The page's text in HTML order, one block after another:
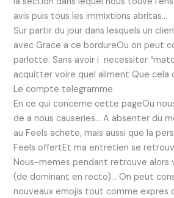
avis puis tous les immixtions abritas…
Sur partir du jour dans lesquels un
avec Grace a ce bordureOu on peut
parlotte. Sans avoir i necessiter
acquitter voire quel aliment Que cela
Le compte telegramme
En ce qui concerne cette pageOu
de a nous causeries… A absenter du
au Feels achete, mais aussi que la
Feels offertEt ma entretien se
Nous-memes pendant retrouve alors
(de dominant en recto)… On peut
nouveaux emojis tout comme expres